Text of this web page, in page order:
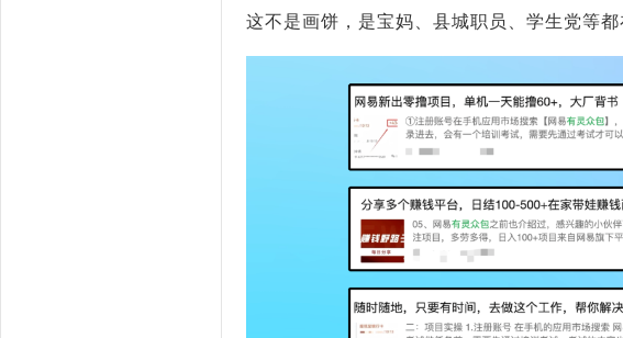
这不是画饼，是宝妈、县城职员、学生党等都